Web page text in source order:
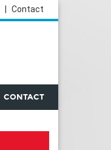
Contact
CONTACT